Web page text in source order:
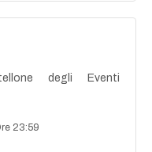
degli Eventi
23:59